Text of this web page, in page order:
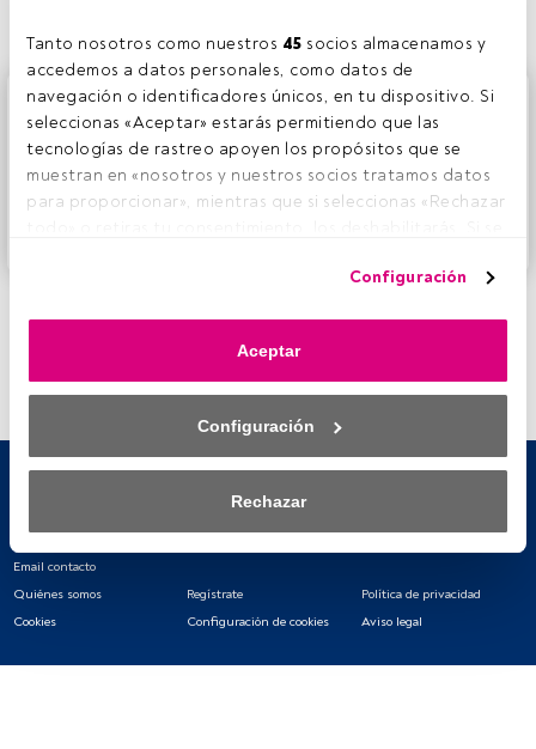
Tanto nosotros como nuestros 45 socios almacenamos y
accedemos a datos personales, como datos de
navegación o identificadores únicos, en tu dispositivo. Si
seleccionas «Aceptar» estarás permitiendo que las
tecnologías de rastreo apoyen los propósitos que se
muestran en «nosotros y nuestros socios tratamos datos
para proporcionar», mientras que si seleccionas «Rechazar
anuncios que ves podrían dejar de ser relevantes para ti.
momento haciendo clic en el enlace «Preferencias de
privacidad» que aparece en la parte inferior de la página
la izquierda de la página web). Tus opciones tendrán
saber más, consulta nuestra política de privacidad.
datos para proporcionar:
activamente las características del dispositivo para su
identificación. Almacenar la información en un dispositivo
Configuración
Aceptar
Configuración
Rechazar
Este es un artículo exclusivo para los usuarios registrados
de FundsPeople. Si ya estás registrado, accede desde el
botón Login. Si aún no tienes cuenta, te invitamos a
registrarte y disfrutar de todo el universo que ofrece
FundsPeople.
Email contacto
Quiénes somos
Regístrate
Política de privacidad
Cookies
Configuración de cookies Aviso legal